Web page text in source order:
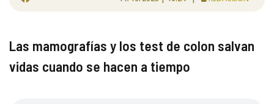
Las mamografías y los test de colon salvan
vidas cuando se hacen a tiempo